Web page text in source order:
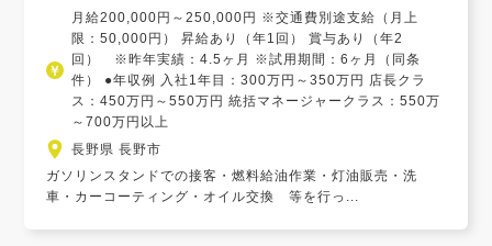
月給200,000円～250,000円 ※交通費別途支給（月上
限：50,000円） 昇給あり（年1回） 賞与あり（年2
回） ※昨年実績：4.5ヶ月 ※試用期間：6ヶ月（同条
件） ●年収例 入社1年目：300万円～350万円 店長クラ
ス：450万円～550万円 統括マネージャークラス：550万
～700万円以上
長野県 長野市
ガソリンスタンドでの接客・燃料給油作業・灯油販売・洗
車・カーコーティング・オイル交換 等を行っ...